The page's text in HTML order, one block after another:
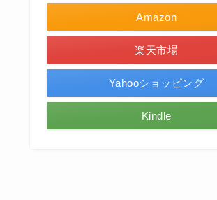
Amazon
楽天市場
Yahooショッピング
Kindle